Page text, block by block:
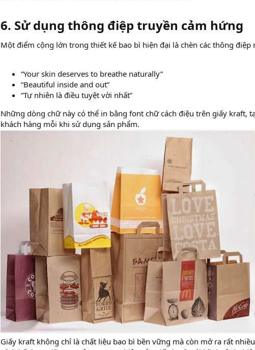
6. Sử dụng thông điệp truyền cảm hứng​
Một điểm cộng lớn trong thiết kế bao bì hiện đại là chèn các thông
“Your skin deserves to breathe naturally”
“Beautiful inside and out”
“Tự nhiên là điều tuyệt vời nhất”
Những dòng chữ này có thể in bằng font chữ cách điệu trên giấy kraft,
khách hàng mỗi khi sử dụng sản phẩm.
Giấy kraft không chỉ là chất liệu bao bì bền vững mà còn mở ra rất